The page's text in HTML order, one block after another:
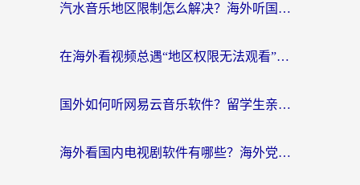
汽水音乐地区限制怎么解决？海外听国内音乐的实用指南来了
在海外看视频总遇“地区权限无法观看”？这篇攻略帮你轻松解锁国内影视动漫
国外如何听网易云音乐软件？留学生亲测有效的回国加速方案
海外看国内电视剧软件有哪些？海外党专属追剧指南来了